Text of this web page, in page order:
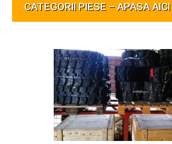
CATEGORII PIESE – APASA AICI